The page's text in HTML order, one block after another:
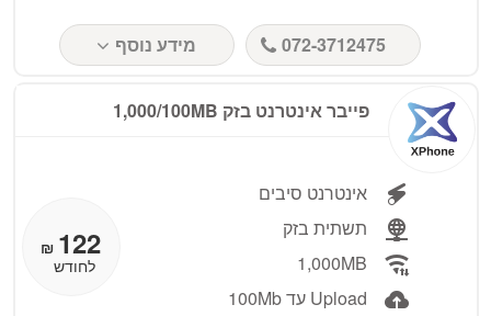
072-3712475 מידע נוסף
פייבר אינטרנט בזק 1,000/100MB
אינטרנט סיבים
תשתית בזק
1,000MB
Upload עד 100Mb
122
₪
לחודש